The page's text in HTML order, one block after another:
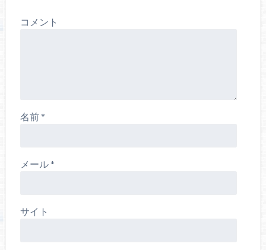
コメント
名前*
メール*
サイト